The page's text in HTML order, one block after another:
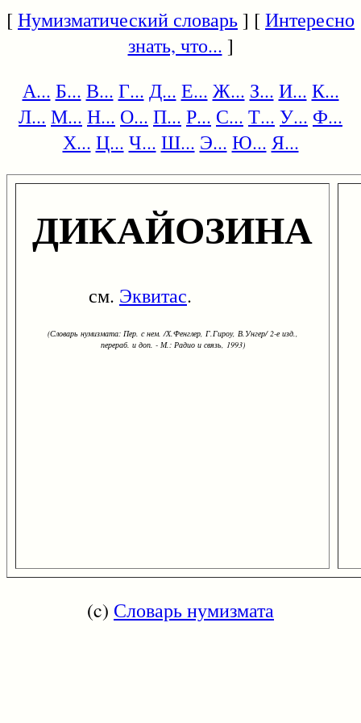
[Нумизматический словарь] [Интересно
знать, что... ]
А... Б... В... Г... Д... Е... Ж... З... И... К...
Л... М... Н... О... П... Р... С... Т... У... Ф...
Х... Ц... Ч... Ш... Э... Ю... Я...
ДИКАЙОЗИНА
см. Эквитас.
(Словарь нумизмата: Пер. с нем. /Х.Фенглер, Г.Гироу, В.Унгер/ 2-е изд.,
перераб. и доп. - М.: Радио и связь, 1993)
(c) Словарь нумизмата